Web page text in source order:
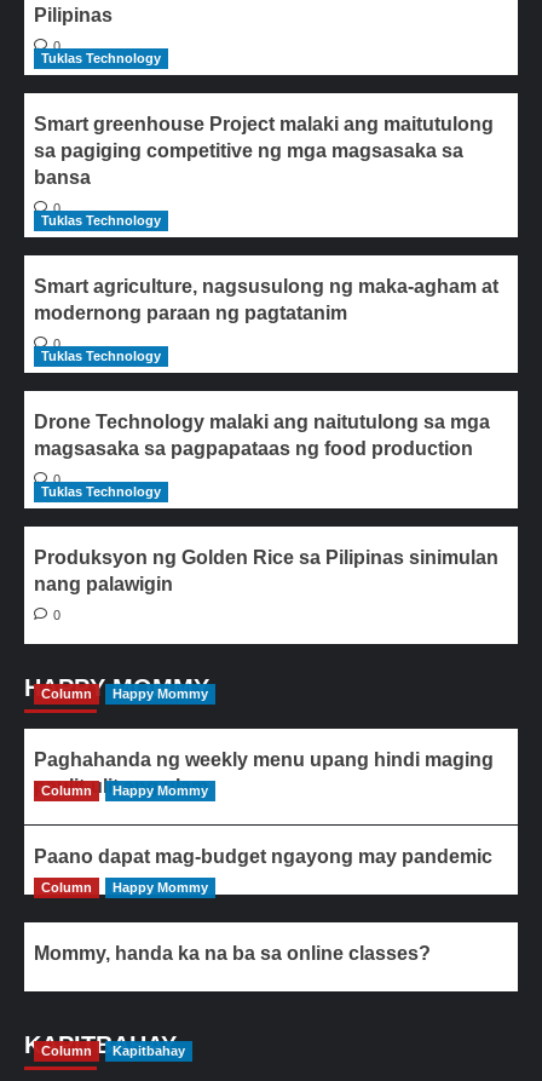
Pilipinas
0
Tuklas Technology
Smart greenhouse Project malaki ang maitutulong
sa pagiging competitive ng mga magsasaka sa
bansa
0
Tuklas Technology
Smart agriculture, nagsusulong ng maka-agham at
modernong paraan ng pagtatanim
0
Tuklas Technology
Drone Technology malaki ang naitutulong sa mga
magsasaka sa pagpapataas ng food production
0
Tuklas Technology
Produksyon ng Golden Rice sa Pilipinas sinimulan
nang palawigin
0
HAPPY MOMMY
Column Happy Mommy
Paghahanda ng weekly menu upang hindi maging
paulit-ulit ang ulam
Column Happy Mommy
Paano dapat mag-budget ngayong may pandemic
Column Happy Mommy
Mommy, handa ka na ba sa online classes?
KAPITBAHAY
Column Kapitbahay